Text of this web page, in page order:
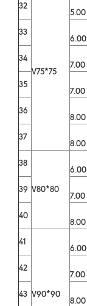
32
V75*75
5.00
33
6.00
34
7.00
35
7.00
36
8.00
37
8.00
38
V80*80
6.00
39
7.00
40
8.00
41
V90*90
6.00
42
7.00
43
8.00